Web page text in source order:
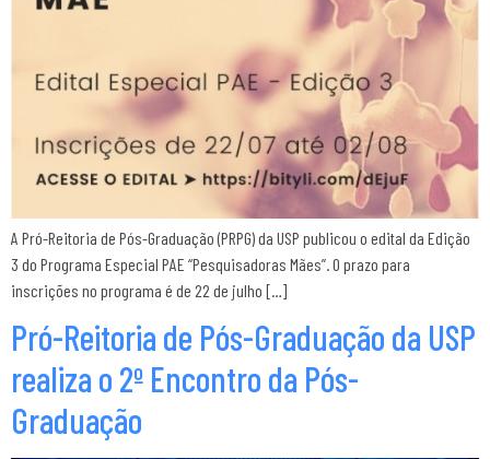
A Pró-Reitoria de Pós-Graduação (PRPG) da USP publicou o edital da Edição
3 do Programa Especial PAE “Pesquisadoras Mães”. O prazo para
inscrições no programa é de 22 de julho […]
Pró-Reitoria de Pós-Graduação da USP
realiza o 2º Encontro da Pós-
Graduação